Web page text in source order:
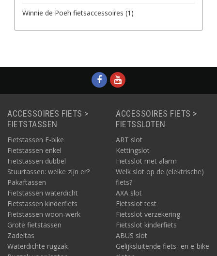
Winnie de Poeh fietsaccessoires (1)
ACCESSOIRES FIETS >
FIETSTASSEN
Fietstassen E-bike
Fietstassen enkel
Fietstassen dubbel
Stuurtassen: welke zijn er?
Pakaftassen
Fietstassen waterdicht
Fietstassen kinderfiets
Fietstassen woon-werk
Grote fietstassen
Zadeltas
Waterdichte rugzak
ACCESSOIRES FIETS >
FIETSSLOTEN
ART slot
Kettingslot
Fietsslot met alarm
Welk slot op de (elektrische)
fiets?
AXA slot
Fietsslot test
Fietsslot verzekering
Fietsslot kinderfiets
ABUS slot
Gelijksluitende fiets- en e-bike